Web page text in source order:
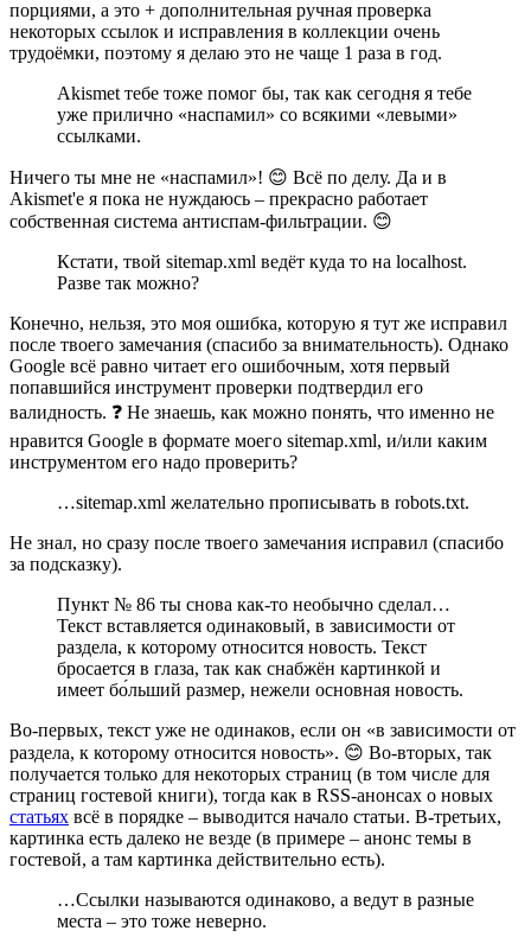
порциями, а это + дополнительная ручная проверка
некоторых ссылок и исправления в коллекции очень
трудоёмки, поэтому я делаю это не чаще 1 раза в год.
Akismet тебе тоже помог бы, так как сегодня я тебе
уже прилично «наспамил» со всякими «левыми»
ссылками.
Ничего ты мне не «наспамил»! 😊 Всё по делу. Да и в
Akismet'е я пока не нуждаюсь – прекрасно работает
собственная система антиспам-фильтрации. 😊
Кстати, твой sitemap.xml ведёт куда то на localhost.
Разве так можно?
Конечно, нельзя, это моя ошибка, которую я тут же исправил
после твоего замечания (спасибо за внимательность). Однако
Google всё равно читает его ошибочным, хотя первый
попавшийся инструмент проверки подтвердил его
валидность. ❓ Не знаешь, как можно понять, что именно не
нравится Google в формате моего sitemap.xml, и/или каким
инструментом его надо проверить?
…sitemap.xml желательно прописывать в robots.txt.
Не знал, но сразу после твоего замечания исправил (спасибо
за подсказку).
Пункт № 86 ты снова как-то необычно сделал…
Текст вставляется одинаковый, в зависимости от
раздела, к которому относится новость. Текст
бросается в глаза, так как снабжён картинкой и
имеет бо́льший размер, нежели основная новость.
Во-первых, текст уже не одинаков, если он «в зависимости от
раздела, к которому относится новость». 😊 Во-вторых, так
получается только для некоторых страниц (в том числе для
страниц гостевой книги), тогда как в RSS-анонсах о новых
статьях всё в порядке – выводится начало статьи. В-третьих,
картинка есть далеко не везде (в примере – анонс темы в
гостевой, а там картинка действительно есть).
…Ссылки называются одинаково, а ведут в разные
места – это тоже неверно.